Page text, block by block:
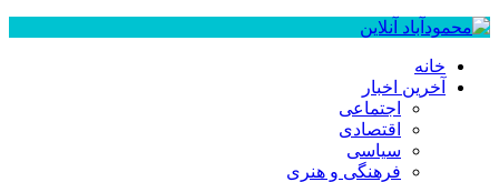
خانه
آخرین اخبار
اجتماعی
اقتصادی
سیاسی
فرهنگی و هنری